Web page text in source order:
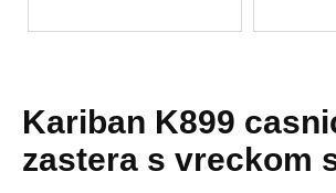
Kariban K899
zastera s vreckom